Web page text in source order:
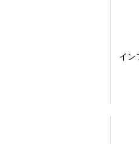
イン